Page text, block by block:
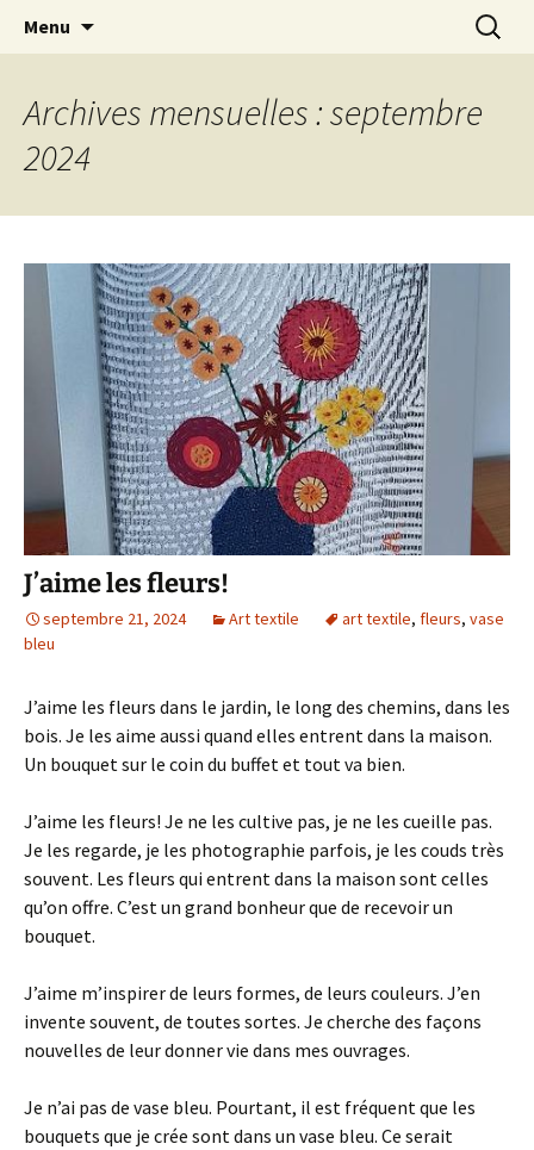
filsetcrayons
Le blog de Sophie A
Menu
Archives mensuelles : septembre
2024
J’aime les fleurs!
septembre 21, 2024 Art textile art textile, fleurs, vase
bleu
J’aime les fleurs dans le jardin, le long des chemins, dans les
bois. Je les aime aussi quand elles entrent dans la maison.
Un bouquet sur le coin du buffet et tout va bien.
J’aime les fleurs! Je ne les cultive pas, je ne les cueille pas.
Je les regarde, je les photographie parfois, je les couds très
souvent. Les fleurs qui entrent dans la maison sont celles
qu’on offre. C’est un grand bonheur que de recevoir un
bouquet.
J’aime m’inspirer de leurs formes, de leurs couleurs. J’en
invente souvent, de toutes sortes. Je cherche des façons
nouvelles de leur donner vie dans mes ouvrages.
Je n’ai pas de vase bleu. Pourtant, il est fréquent que les
bouquets que je crée sont dans un vase bleu. Ce serait